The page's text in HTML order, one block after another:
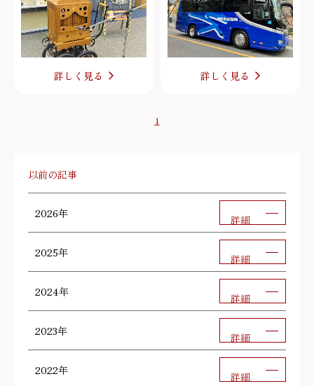
詳しく見る 詳しく見る
1
以前の記事
2026年 詳細
2025年 詳細
2024年 詳細
2023年 詳細
2022年 詳細